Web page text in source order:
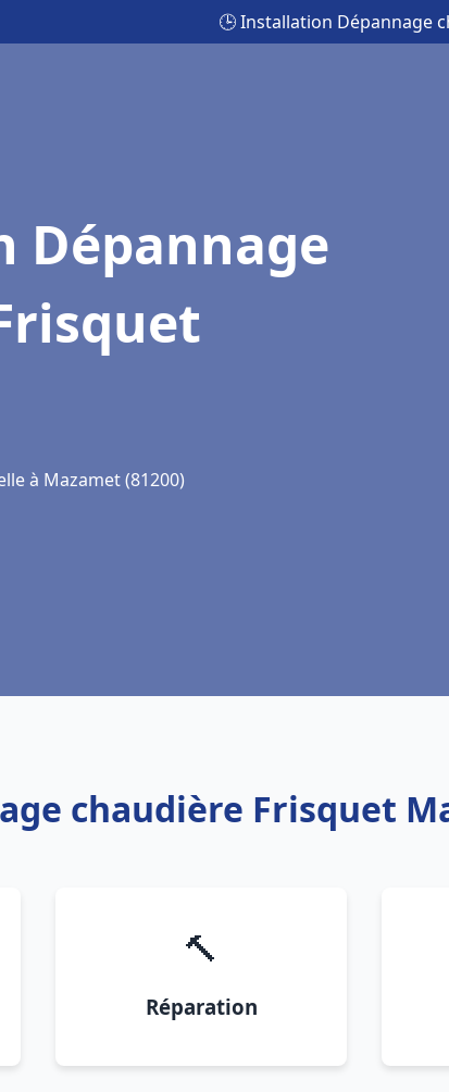
🕒 Installation Dépannage
à Mazamet (81200)
chaudière Frisquet
🔨
Réparation